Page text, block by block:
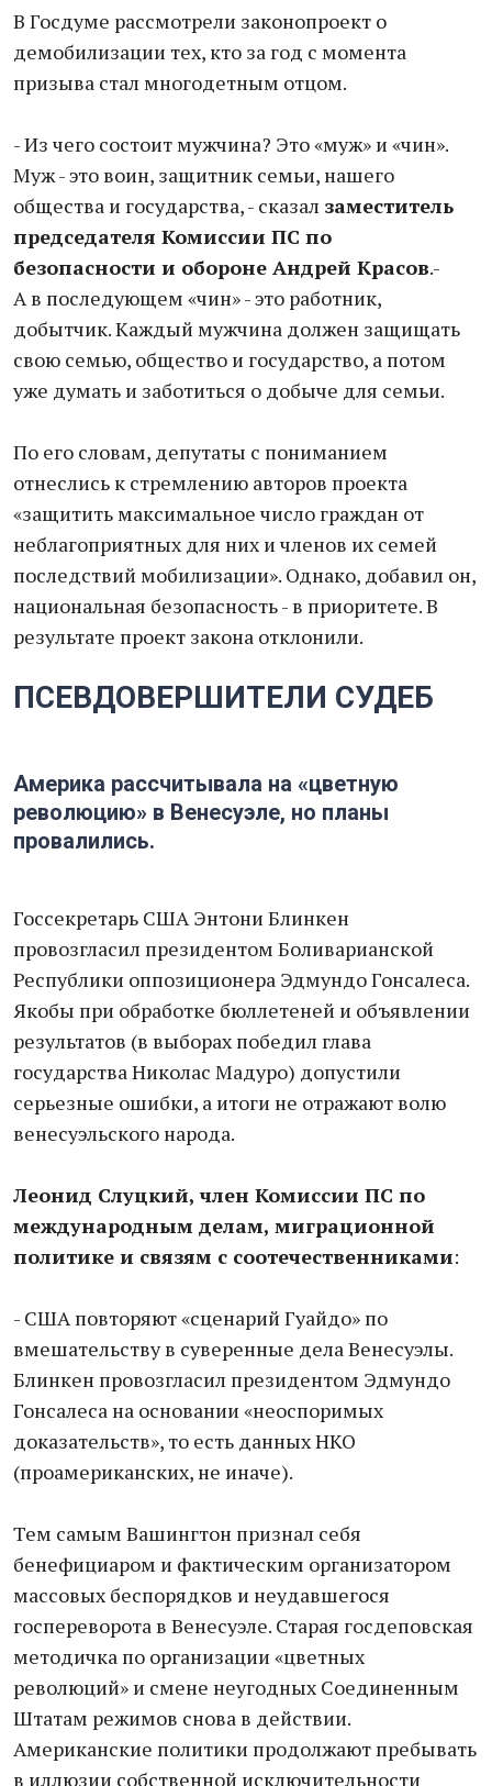
В Госдуме рассмотрели законопроект о
демобилизации тех, кто за год с момента
призыва стал многодетным отцом.
- Из чего состоит мужчина? Это «муж» и «чин».
Муж - это воин, защитник семьи, нашего
общества и государства, - сказал заместитель
председателя Комиссии ПС по
безопасности и обороне Андрей Красов.-
А в последующем «чин» - это работник,
добытчик. Каждый мужчина должен защищать
свою семью, общество и государство, а потом
уже думать и заботиться о добыче для семьи.
По его словам, депутаты с пониманием
отнеслись к стремлению авторов проекта
«защитить максимальное число граждан от
неблагоприятных для них и членов их семей
последствий мобилизации». Однако, добавил он,
национальная безопасность - в приоритете. В
результате проект закона отклонили.
ПСЕВДОВЕРШИТЕЛИ СУДЕБ
Америка рассчитывала на «цветную
революцию» в Венесуэле, но планы
провалились.
Госсекретарь США Энтони Блинкен
провозгласил президентом Боливарианской
Республики оппозиционера Эдмундо Гонсалеса.
Якобы при обработке бюллетеней и объявлении
результатов (в выборах победил глава
государства Николас Мадуро) допустили
серьезные ошибки, а итоги не отражают волю
венесуэльского народа.
Леонид Слуцкий, член Комиссии ПС по
международным делам, миграционной
политике и связям с соотечественниками:
- США повторяют «сценарий Гуайдо» по
вмешательству в суверенные дела Венесуэлы.
Блинкен провозгласил президентом Эдмундо
Гонсалеса на основании «неоспоримых
доказательств», то есть данных НКО
(проамериканских, не иначе).
Тем самым Вашингтон признал себя
бенефициаром и фактическим организатором
массовых беспорядков и неудавшегося
госпереворота в Венесуэле. Старая госдеповская
методичка по организации «цветных
революций» и смене неугодных Соединенным
Штатам режимов снова в действии.
Американские политики продолжают пребывать
в иллюзии собственной исключительности